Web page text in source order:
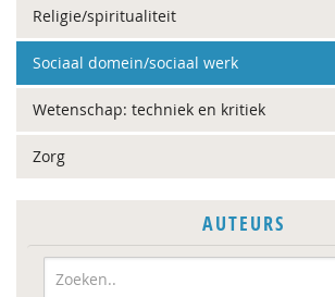
Religie/spiritualiteit
Sociaal domein/sociaal werk
Wetenschap: techniek en kritiek
Zorg
AUTEURS